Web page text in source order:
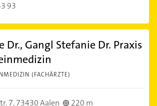
93
Dr., Gangl Stefanie Dr. Praxis
(FACHÄRZTE)
7,73430 Aalen
220 m